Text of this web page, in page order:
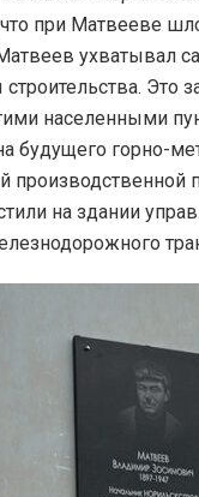
при Матвееве
ухватывал
Это
населенными
будущего горно-
на здании